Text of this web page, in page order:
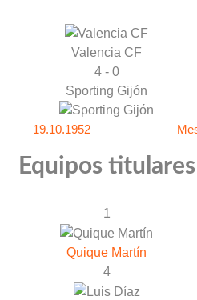
Valencia CF
4 - 0
Sporting Gijón
19.10.1952
Equipos titulares
1
Quique Martín
4